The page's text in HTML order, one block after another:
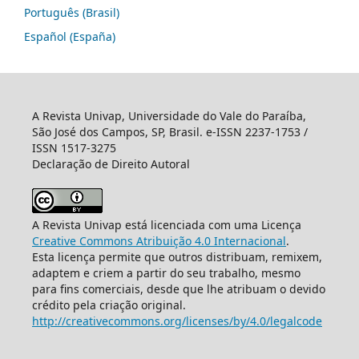
Português (Brasil)
Español (España)
A Revista Univap, Universidade do Vale do Paraíba,
São José dos Campos, SP, Brasil. e-ISSN 2237-1753 /
ISSN 1517-3275
Declaração de Direito Autoral
A Revista Univap está licenciada com uma Licença
Creative Commons Atribuição 4.0 Internacional.
Esta licença permite que outros distribuam, remixem,
adaptem e criem a partir do seu trabalho, mesmo
para fins comerciais, desde que lhe atribuam o devido
crédito pela criação original.
http://creativecommons.org/licenses/by/4.0/legalcode